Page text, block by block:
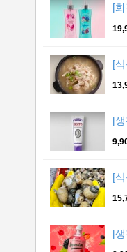
[
[
[
[
[